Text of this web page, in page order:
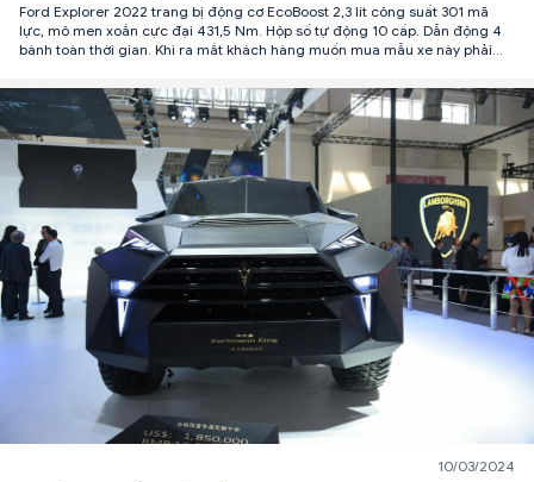
Ford Explorer 2022 trang bị động cơ EcoBoost 2,3 lít công suất 301 mã
lực, mô men xoắn cực đại 431,5 Nm. Hộp số tự động 10 cấp. Dẫn động 4
bánh toàn thời gian. Khi ra mắt khách hàng muốn mua mẫu xe này phải
10/03/2024